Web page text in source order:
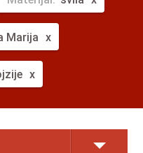
Marija